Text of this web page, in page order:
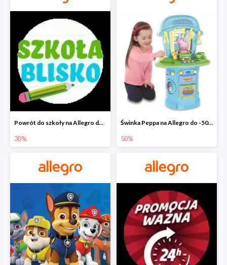
Powrót do szkoły na Allegro do -30%
30%
Świnka Peppa na Allegro do -50%
50%